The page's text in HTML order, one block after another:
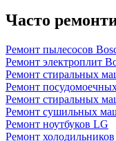
Часто
Ремонт пылесосов
Ремонт электроплит
Ремонт стиральных
Ремонт
Ремонт стиральных
Ремонт сушильных
Ремонт ноутбуков LG
Ремонт